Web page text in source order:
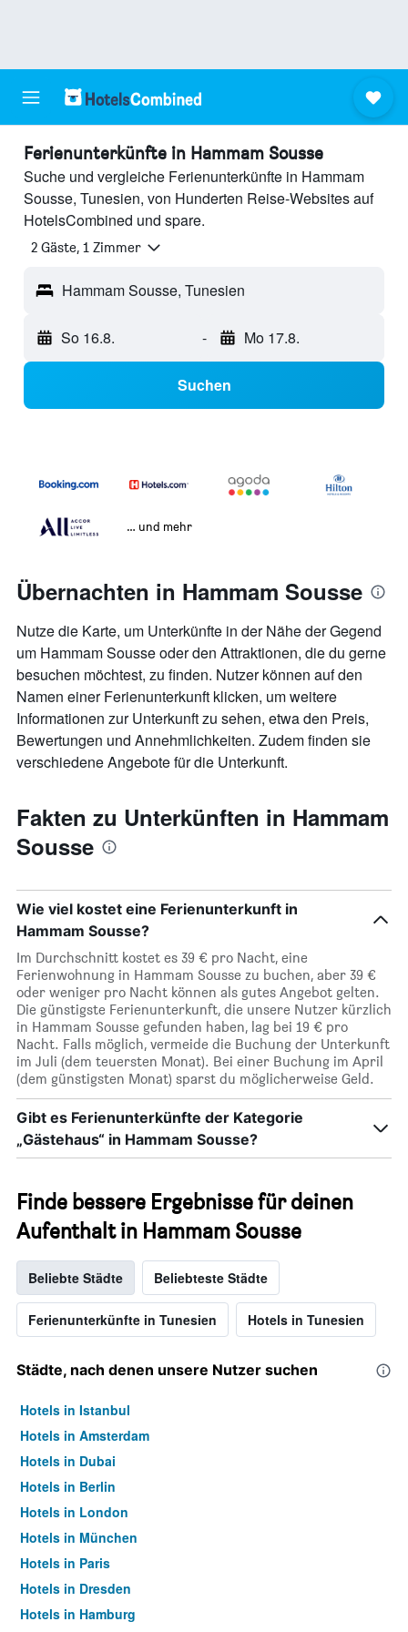
Ferienunterkünfte in Hammam Sousse
Suche und vergleiche Ferienunterkünfte in Hammam
Sousse, Tunesien, von Hunderten Reise-Websites auf
HotelsCombined und spare.
2 Gäste, 1 Zimmer
Hammam Sousse, Tunesien
So 16.8. - Mo 17.8.
Suchen
… und mehr
Übernachten in Hammam Sousse
Nutze die Karte, um Unterkünfte in der Nähe der Gegend
um Hammam Sousse oder den Attraktionen, die du gerne
besuchen möchtest, zu finden. Nutzer können auf den
Namen einer Ferienunterkunft klicken, um weitere
Informationen zur Unterkunft zu sehen, etwa den Preis,
Bewertungen und Annehmlichkeiten. Zudem finden sie
verschiedene Angebote für die Unterkunft.
Fakten zu Unterkünften in Hammam
Sousse
Wie viel kostet eine Ferienunterkunft in
Hammam Sousse?
Im Durchschnitt kostet es 39 € pro Nacht, eine
Ferienwohnung in Hammam Sousse zu buchen, aber 39 €
oder weniger pro Nacht können als gutes Angebot gelten.
Die günstigste Ferienunterkunft, die unsere Nutzer kürzlich
in Hammam Sousse gefunden haben, lag bei 19 € pro
Nacht. Falls möglich, vermeide die Buchung der Unterkunft
im Juli (dem teuersten Monat). Bei einer Buchung im April
(dem günstigsten Monat) sparst du möglicherweise Geld.
Gibt es Ferienunterkünfte der Kategorie
„Gästehaus“ in Hammam Sousse?
Finde bessere Ergebnisse für deinen
Aufenthalt in Hammam Sousse
Beliebte Städte Beliebteste Städte
Ferienunterkünfte in Tunesien Hotels in Tunesien
Städte, nach denen unsere Nutzer suchen
Hotels in Istanbul
Hotels in Amsterdam
Hotels in Dubai
Hotels in Berlin
Hotels in London
Hotels in München
Hotels in Paris
Hotels in Dresden
Hotels in Hamburg